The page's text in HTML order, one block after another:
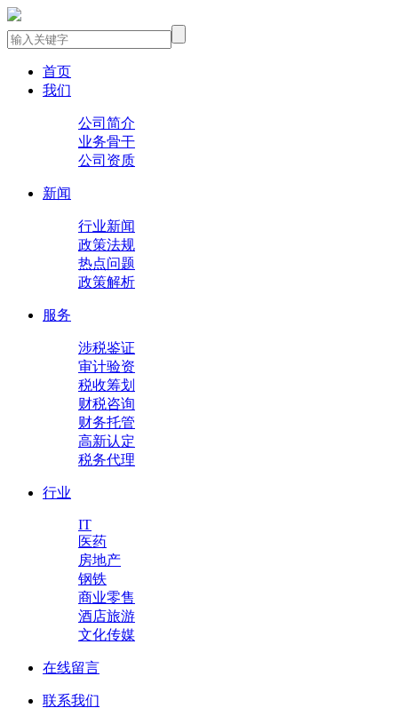
首页
我们
公司简介
业务骨干
公司资质
新闻
行业新闻
政策法规
热点问题
政策解析
服务
涉税鉴证
审计验资
税收筹划
财税咨询
财务托管
高新认定
税务代理
行业
IT
医药
房地产
钢铁
商业零售
酒店旅游
文化传媒
在线留言
联系我们